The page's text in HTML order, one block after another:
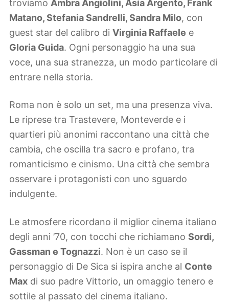
troviamo Ambra Angiolini, Asia Argento, Frank
Matano, Stefania Sandrelli, Sandra Milo, con
guest star del calibro di Virginia Raffaele e
Gloria Guida. Ogni personaggio ha una sua
voce, una sua stranezza, un modo particolare di
entrare nella storia.
Roma non è solo un set, ma una presenza viva.
Le riprese tra Trastevere, Monteverde e i
quartieri più anonimi raccontano una città che
cambia, che oscilla tra sacro e profano, tra
romanticismo e cinismo. Una città che sembra
osservare i protagonisti con uno sguardo
indulgente.
Le atmosfere ricordano il miglior cinema italiano
degli anni ’70, con tocchi che richiamano Sordi,
Gassman e Tognazzi. Non è un caso se il
personaggio di De Sica si ispira anche al Conte
Max di suo padre Vittorio, un omaggio tenero e
sottile al passato del cinema italiano.